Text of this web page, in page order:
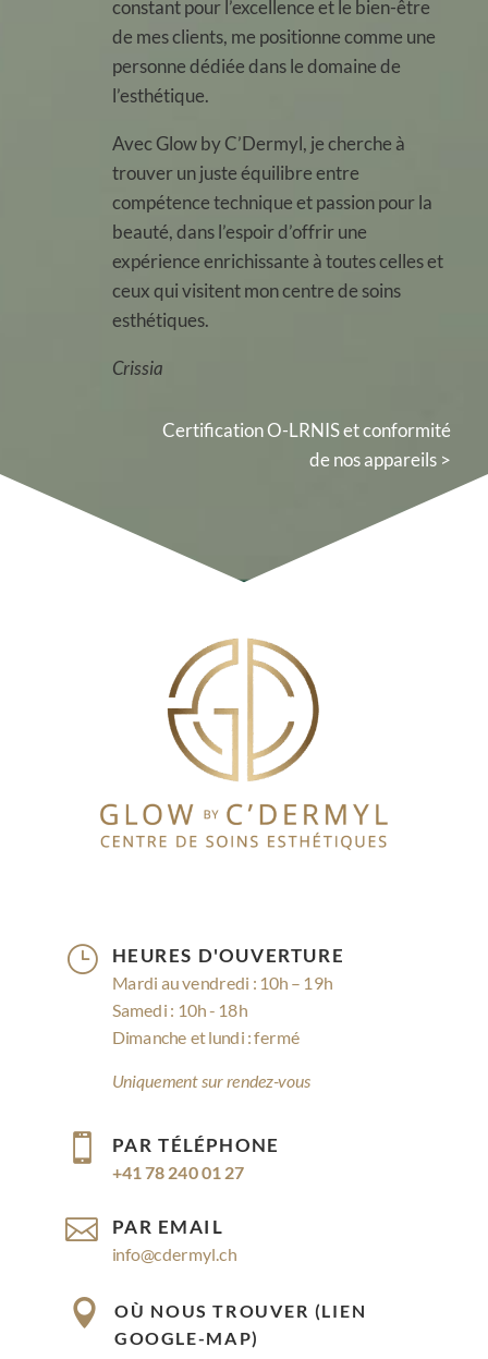
constant pour l’excellence et le bien-être
de mes clients, me positionne comme une
personne dédiée dans le domaine de
l’esthétique.
Avec Glow by C’Dermyl, je cherche à
trouver un juste équilibre entre
compétence technique et passion pour la
beauté, dans l’espoir d’offrir une
expérience enrichissante à toutes celles et
ceux qui visitent mon centre de soins
esthétiques.
Crissia
Certification O-LRNIS et conformité
de nos appareils >
} HEURES D'OUVERTURE
Mardi au vendredi : 10h – 19h
Samedi : 10h - 18h
Dimanche et lundi : fermé
Uniquement sur rendez-vous
 PAR TÉLÉPHONE
+41 78 240 01 27
 PAR EMAIL
info@cdermyl.ch
 OÙ NOUS TROUVER (LIEN
GOOGLE-MAP)